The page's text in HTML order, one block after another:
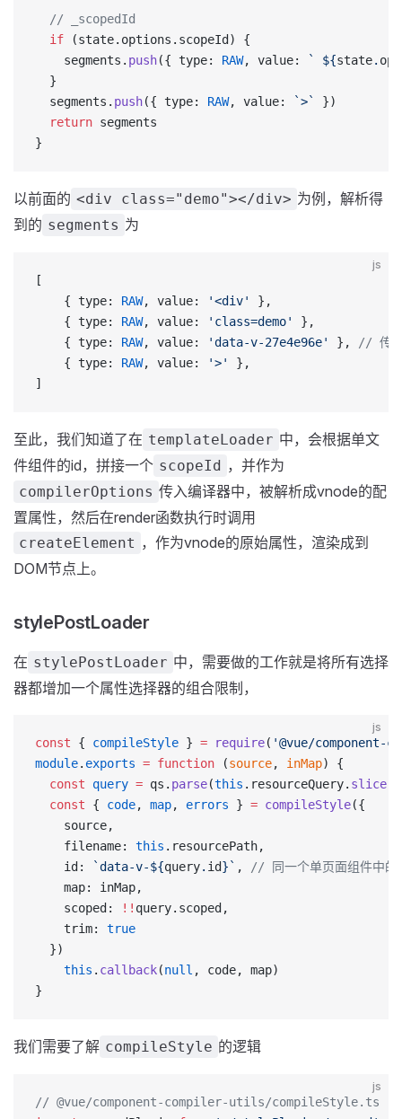
  // _scopedId
  if
(state.options.scopeId) {
    segments.
push({ type: RAW, value: ` ${state.
  }
  segments.
push({ type: RAW, value: `>`
})
  return
segments
}
以前面的 <div class="demo"></div> 为例，解析得
到的 segments 为
js
[
    { type:
RAW, value: '<div'
},
    { type:
RAW, value: 'class=demo'
},
    { type:
RAW, value: 'data-v-27e4e96e' },
// 传
    { type:
RAW, value: '>'
},
]
至此，我们知道了在 templateLoader 中，会根据单文
件组件的id，拼接一个 scopeId ，并作为
compilerOptions 传入编译器中，被解析成vnode的配
置属性，然后在render函数执行时调用
createElement ，作为vnode的原始属性，渲染成到
DOM节点上。
stylePostLoader
在 stylePostLoader 中，需要做的工作就是将所有选择
器都增加一个属性选择器的组合限制，
js
const { compileStyle } = require( '@vue/
module. exports = function (source, inMap) {
  const
query = qs. parse(this .resourceQuery. slice
  const
{ code, map, errors } = compileStyle({
    source,
    filename:
this .resourcePath,
    id:
`data-v-${query. id}` ,
// 同一个单页面组件中
    map: inMap,
    scoped:
!! query.scoped,
    trim:
true
  })
	this
. callback(null , code, map)
}
我们需要了解 compileStyle 的逻辑
js
// @vue/component-compiler-utils/compileStyle.ts